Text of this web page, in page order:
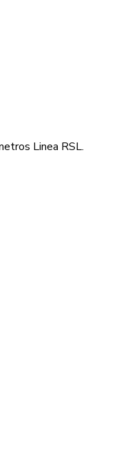
Linea RSL.